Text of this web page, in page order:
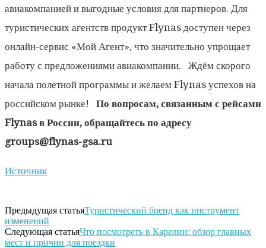
авиакомпанией и выгодные условия для партнеров. Для
туристических агентств продукт Flynas доступен через
онлайн-сервис «Мой Агент», что значительно упрощает
работу с предложениями авиакомпании. Ждём скорого
начала полетной программы и желаем Flynas успехов на
российском рынке! По вопросам, связанным с рейсами
Flynas в России, обращайтесь по адресу
groups@flynas-gsa.ru
Источник
Предыдущая статьяТуристический бренд как инструмент
изменений
Следующая статьяЧто посмотреть в Карелии: обзор главных
мест и причин для поездки